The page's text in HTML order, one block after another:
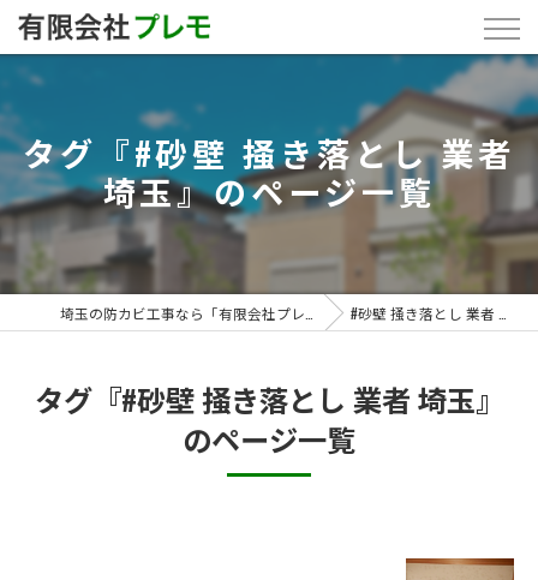
タグ『#砂壁 掻き落とし 業者
埼玉』のページ一覧
#砂壁 掻き落とし 業者 埼玉
タグ『#砂壁 掻き落とし 業者 埼玉』
のページ一覧